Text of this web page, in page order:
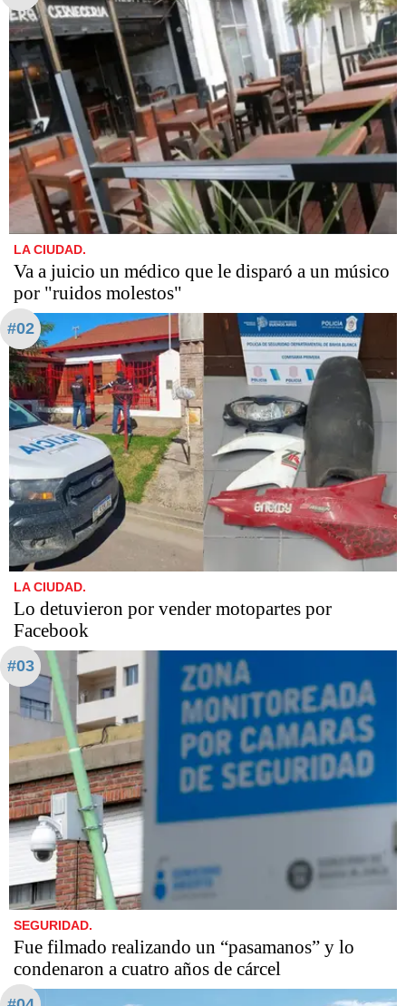
LA CIUDAD.
Va a juicio un médico que le disparó a un músico
por "ruidos molestos"
#02
LA CIUDAD.
Lo detuvieron por vender motopartes por
Facebook
#03
SEGURIDAD.
Fue filmado realizando un “pasamanos” y lo
condenaron a cuatro años de cárcel